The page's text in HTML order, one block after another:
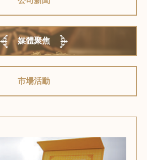
媒體聚焦
市場活動